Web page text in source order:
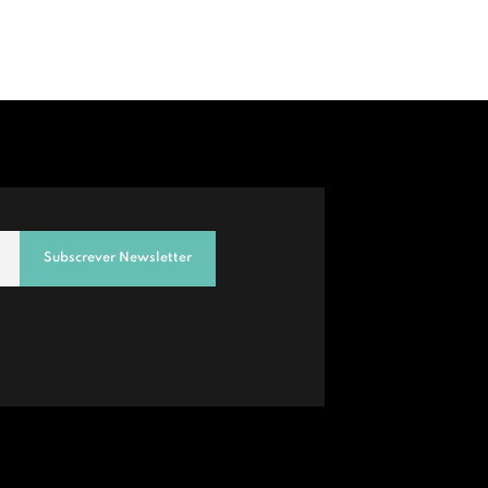
Subscrever Newsletter